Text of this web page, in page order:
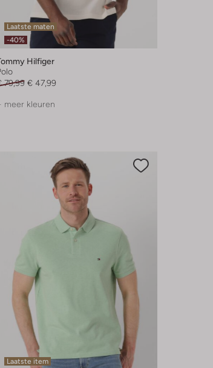
Laatste maten
-40%
Hilfiger
79,99 € 47,99
meer kleuren
Laatste item